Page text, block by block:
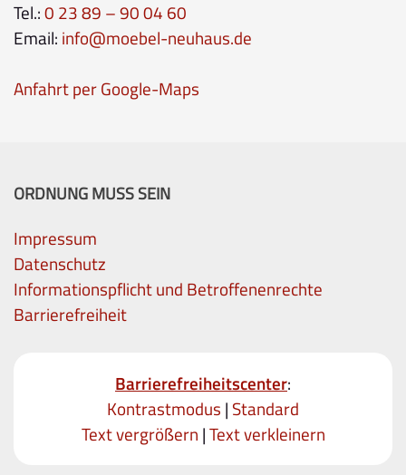
Tel.:0 23 89 – 90 04 60
Email: info@moebel-neuhaus.de
Anfahrt per Google-Maps
ORDNUNG MUSS SEIN
Impressum
Datenschutz
Informationspflicht und Betroffenenrechte
Barrierefreiheit
Barrierefreiheitscenter:
Kontrastmodus | Standard
Text vergrößern |Text verkleinern